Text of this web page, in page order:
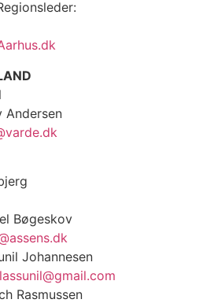
Andersen
Bøgeskov
Johannesen
Rasmussen